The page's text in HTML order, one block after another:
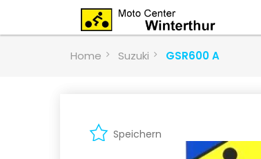
Home Suzuki GSR600 A
Speichern